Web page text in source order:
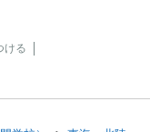
ける